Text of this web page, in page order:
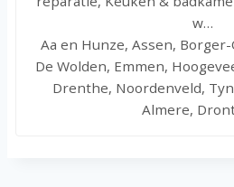
w…
Aa en Hunze, Assen,
De Wolden, Emmen,
Drenthe, Noordenveld,
Almere,